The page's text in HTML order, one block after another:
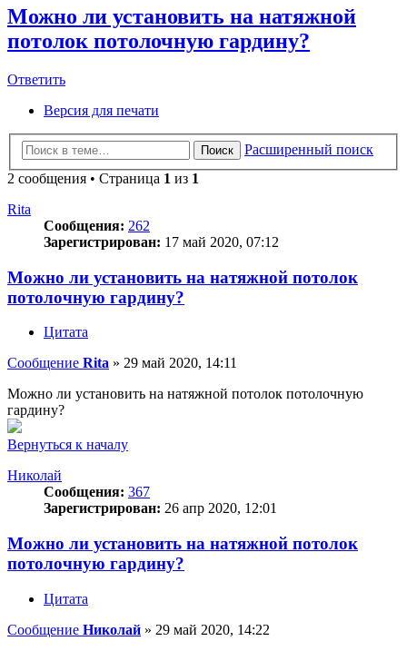
Можно ли установить на натяжной
потолок потолочную гардину?
Ответить
Ответить
Версия для печати
Поиск
Расширенный поиск
2 сообщения • Страница 1 из 1
Rita
Сообщения: 262
Зарегистрирован: 17 май 2020, 07:12
Можно ли установить на натяжной потолок
потолочную гардину?
Цитата
Сообщение Rita » 29 май 2020, 14:11
Можно ли установить на натяжной потолок потолочную
гардину?
Вернуться к началу
Николай
Сообщения: 367
Зарегистрирован: 26 апр 2020, 12:01
Можно ли установить на натяжной потолок
потолочную гардину?
Цитата
Сообщение Николай » 29 май 2020, 14:22